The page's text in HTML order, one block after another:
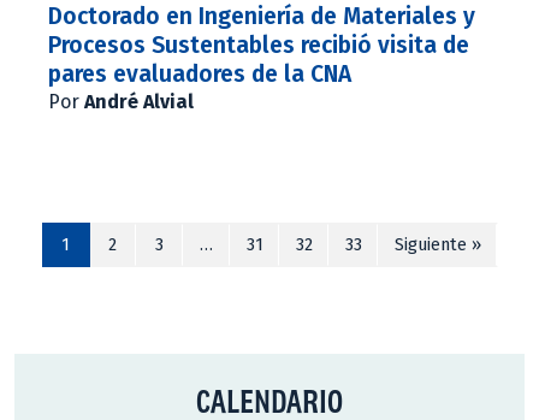
Doctorado en Ingeniería de Materiales y
Procesos Sustentables recibió visita de
pares evaluadores de la CNA
Por André Alvial
1 2 3 … 31 32 33 Siguiente »
CALENDARIO